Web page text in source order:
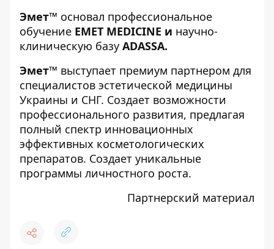
Эмет™ основал профессиональное
обучение EMET MEDICINE и научно-
клиническую базу ADASSA.
Эмет™ выступает премиум партнером для
специалистов эстетической медицины
Украины и СНГ. Создает возможности
профессионального развития, предлагая
полный спектр инновационных
эффективных косметологических
препаратов. Создает уникальные
программы личностного роста.
Партнерский материал